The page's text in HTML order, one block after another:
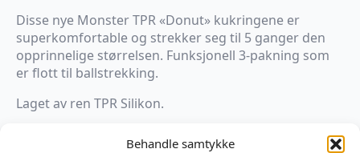
Behandle samtykke
Disse nye Monster TPR «Donut» kukringene er
superkomfortable og strekker seg til 5 ganger den
opprinnelige størrelsen. Funksjonell 3-pakning som
er flott til ballstrekking.
Laget av ren TPR Silikon.